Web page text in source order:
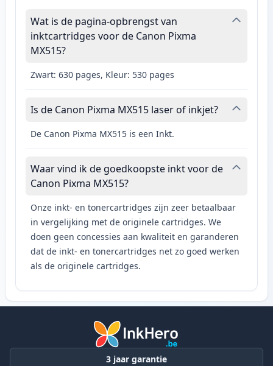
Wat is de pagina-opbrengst van
inktcartridges voor de Canon Pixma
MX515?
Zwart: 630 pages, Kleur: 530 pages
Is de Canon Pixma MX515 laser of inkjet?
De Canon Pixma MX515 is een Inkt.
Waar vind ik de goedkoopste inkt voor de
Canon Pixma MX515?
Onze inkt- en tonercartridges zijn zeer betaalbaar
in vergelijking met de originele cartridges. We
doen geen concessies aan kwaliteit en garanderen
dat de inkt- en tonercartridges net zo goed werken
als de originele cartridges.
3 jaar garantie